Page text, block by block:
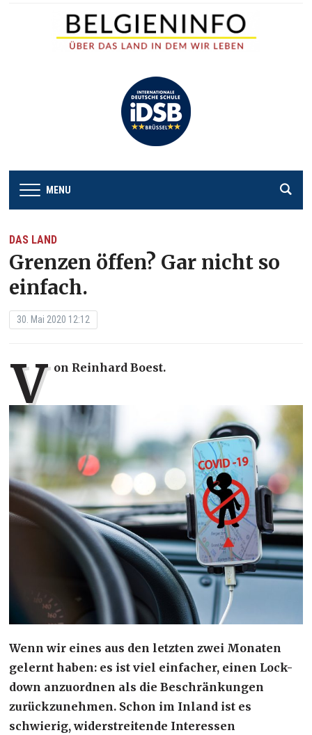
MENU
DAS LAND
Grenzen öffen? Gar nicht so
einfach.
30. Mai 2020 12:12
V on Reinhard Boest.
Wenn wir eines aus den letzten zwei Monaten
gelernt haben: es ist viel einfacher, einen Lock-
down anzuordnen als die Beschränkungen
zurückzunehmen. Schon im Inland ist es
schwierig, widerstreitende Interessen